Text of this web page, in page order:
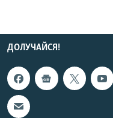
ДОЛУЧАЙСЯ!